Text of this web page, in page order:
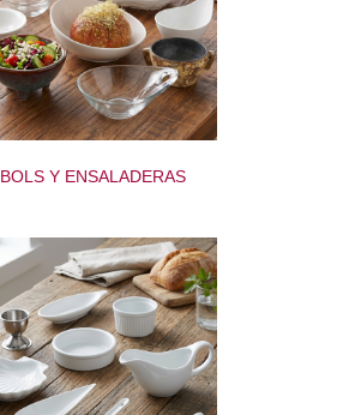
BOLS Y ENSALADERAS